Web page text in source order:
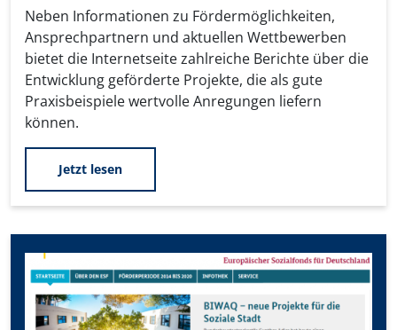
Neben Informationen zu Fördermöglichkeiten,
Ansprechpartnern und aktuellen Wettbewerben
bietet die Internetseite zahlreiche Berichte über die
Entwicklung geförderte Projekte, die als gute
Praxisbeispiele wertvolle Anregungen liefern
können.
Jetzt lesen